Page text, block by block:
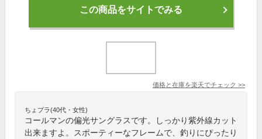
この商品をサイトでみる
価格と在庫を楽天でチェック >>
ちょプラ(40代・女性)
コールマンの偏光サングラスです。しっかり紫外線カット
出来ますよ。スポーティーなフレームで、釣りにぴったり